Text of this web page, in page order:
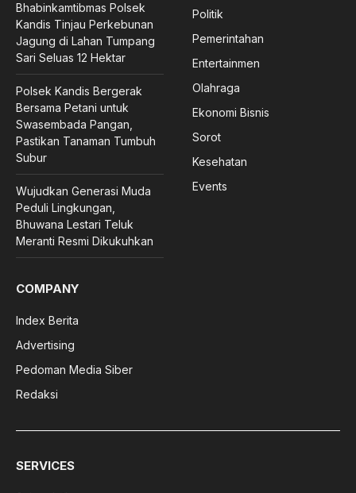
Bhabinkamtibmas Polsek
Kandis Tinjau Perkebunan
Jagung di Lahan Tumpang
Sari Seluas 12 Hektar
Polsek Kandis Bergerak
Bersama Petani untuk
Swasembada Pangan,
Pastikan Tanaman Tumbuh
Subur
Wujudkan Generasi Muda
Peduli Lingkungan,
Bhuwana Lestari Teluk
Meranti Resmi Dikukuhkan
Politik
Pemerintahan
Entertainmen
Olahraga
Ekonomi Bisnis
Sorot
Kesehatan
Events
COMPANY
Index Berita
Advertising
Pedoman Media Siber
Redaksi
SERVICES